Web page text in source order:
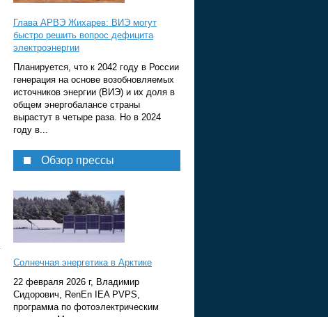
Глава АРВЭ Жихарев: ВИЭ могут
быстро решить вопрос дефицита
электроэнергии
Планируется, что к 2042 году в России
генерация на основе возобновляемых
источников энергии (ВИЭ) и их доля в
общем энергобалансе страны
вырастут в четыре раза. Но в 2024
году в...
Обзор прессы
Солнечная энергетика в Арктике
22 февраля 2026 г, Владимир
Сидорович, RenEn IEA PVPS,
программа по фотоэлектрическим